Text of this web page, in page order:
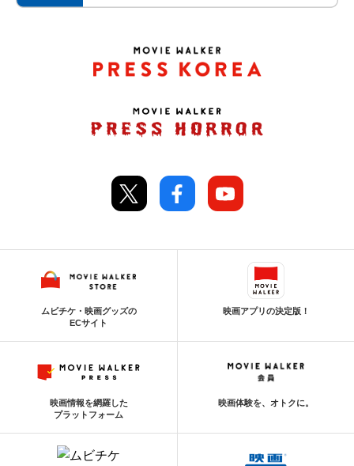
ムビチケ・映画グッズの
ECサイト
映画アプリの決定版！
映画情報を網羅した
プラットフォーム
映画体験を、オトクに。